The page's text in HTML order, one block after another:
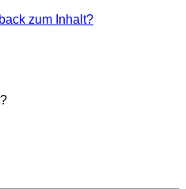
zum Inhalt?